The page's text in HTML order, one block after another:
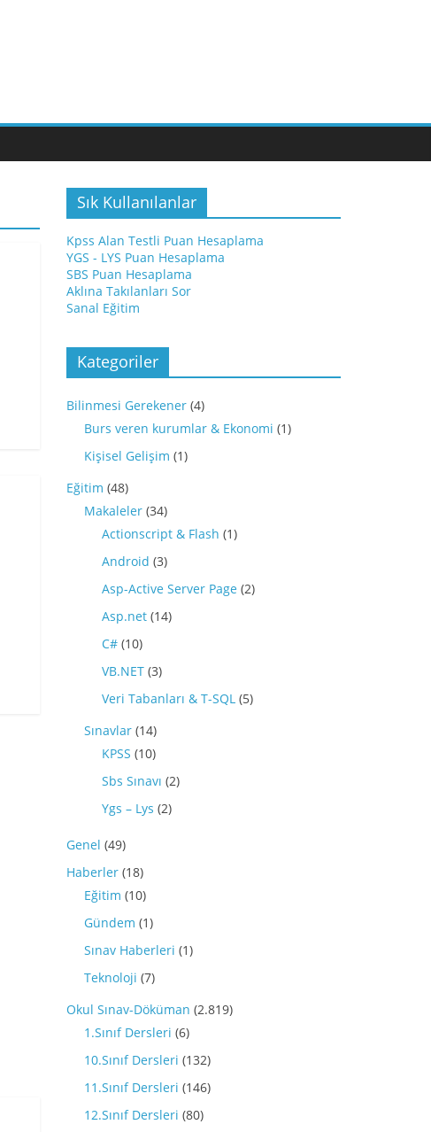
Sık Kullanılanlar
Kpss Alan Testli Puan Hesaplama
YGS - LYS Puan Hesaplama
SBS Puan Hesaplama
Aklına Takılanları Sor
Sanal Eğitim
Kategoriler
Bilinmesi Gerekener (4)
Burs veren kurumlar & Ekonomi (1)
Kişisel Gelişim (1)
Eğitim (48)
Makaleler (34)
Actionscript & Flash (1)
Android (3)
Asp-Active Server Page (2)
Asp.net (14)
C# (10)
VB.NET (3)
Veri Tabanları & T-SQL (5)
Sınavlar (14)
KPSS (10)
Sbs Sınavı (2)
Ygs – Lys (2)
Genel (49)
Haberler (18)
Eğitim (10)
Gündem (1)
Sınav Haberleri (1)
Teknoloji (7)
Okul Sınav-Döküman (2.819)
1.Sınıf Dersleri (6)
10.Sınıf Dersleri (132)
11.Sınıf Dersleri (146)
12.Sınıf Dersleri (80)